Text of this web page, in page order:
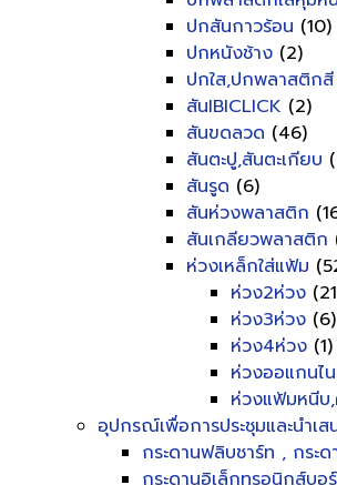
ปกสันกาวร้อน (10)
ปกหนังช้าง (2)
ปกใส,ปกพลาสติกสี
สันIBICLICK (2)
สันขดลวด (46)
สันตะปู,สันตะเกียบ
สันรูด (6)
สันห่วงพลาสติก
สันเกลียวพลาสติก
ห่วงเหล็กใส่แฟ้ม
ห่วง2ห่วง
ห่วง3ห่วง (6)
ห่วง4ห่วง (1)
ห่วงออแกนไ
ห่วงแฟ้มหนีบ
อุปกรณ์เพื่อการประชุมและนำเส
กระดานฟลิบชาร์ท , กระ
กระดานอิเล็กทรอนิกส์บอ